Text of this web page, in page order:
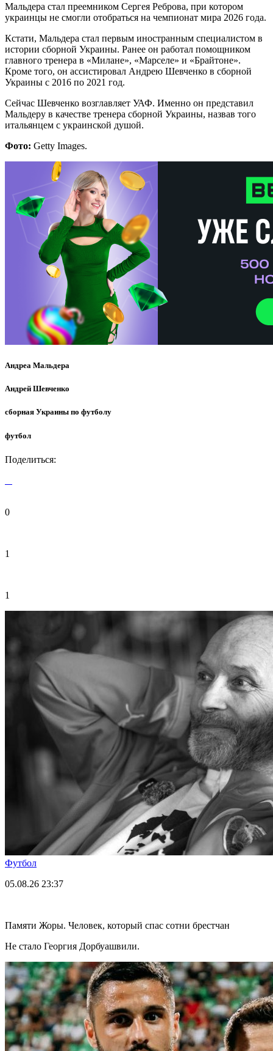
Мальдера стал преемником Сергея Реброва, при котором
украинцы не смогли отобраться на чемпионат мира 2026 года.
Кстати, Мальдера стал первым иностранным специалистом в
истории сборной Украины. Ранее он работал помощником
главного тренера в «Милане», «Марселе» и «Брайтоне».
Кроме того, он ассистировал Андрею Шевченко в сборной
Украины с 2016 по 2021 год.
Сейчас Шевченко возглавляет УАФ. Именно он представил
Мальдеру в качестве тренера сборной Украины, назвав того
итальянцем с украинской душой.
Фото: Getty Images.
Андреа Мальдера
Андрей Шевченко
сборная Украины по футболу
футбол
Поделиться:
0
1
1
Футбол
05.08.26 23:37
Памяти Жоры. Человек, который спас сотни брестчан
Не стало Георгия Дорбуашвили.